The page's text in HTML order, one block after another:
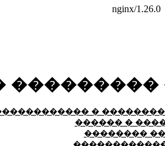
�
������ �
��������